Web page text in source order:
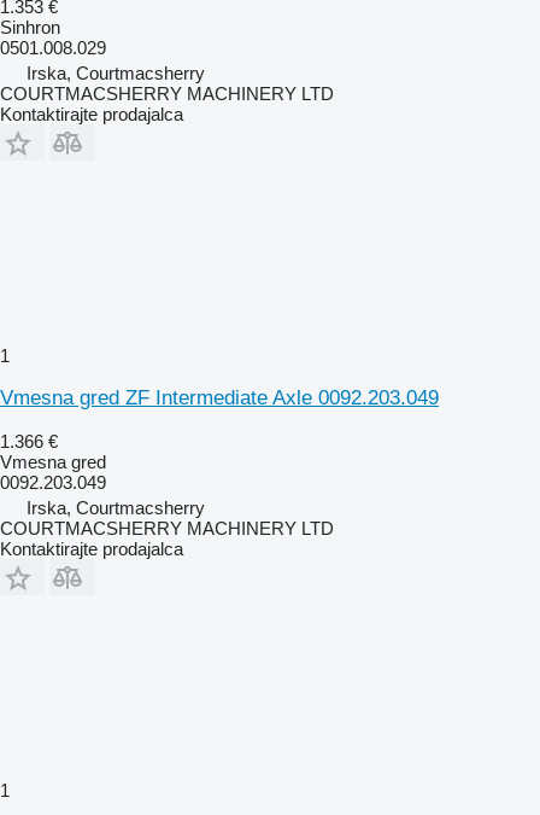
1.353 €
Sinhron
0501.008.029
Irska, Courtmacsherry
COURTMACSHERRY MACHINERY LTD
Kontaktirajte prodajalca
1
Vmesna gred ZF Intermediate Axle 0092.203.049
1.366 €
Vmesna gred
0092.203.049
Irska, Courtmacsherry
COURTMACSHERRY MACHINERY LTD
Kontaktirajte prodajalca
1